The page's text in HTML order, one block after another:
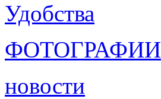
Удобства
ФОТОГРАФИИ
новости